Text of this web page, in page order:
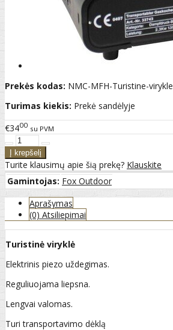
Prekės kodas: NMC-MFH-Turistine-virykle
Turimas kiekis: Prekė sandėlyje
€3400 su PVM
Turite klausimų apie šią prekę? Klauskite
Gamintojas: Fox Outdoor
Aprašymas
(0) Atsiliepimai
Turistinė viryklė
Elektrinis piezo uždegimas.
Reguliuojama liepsna.
Lengvai valomas.
Turi transportavimo dėklą